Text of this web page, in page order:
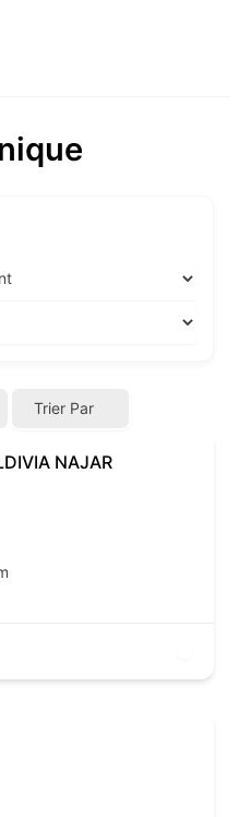
Trier Par
NAJAR